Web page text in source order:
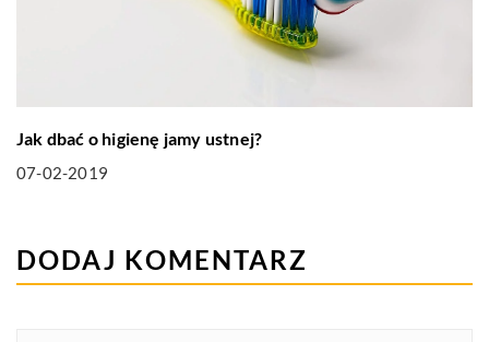
Jak dbać o higienę jamy ustnej?
07-02-2019
DODAJ KOMENTARZ